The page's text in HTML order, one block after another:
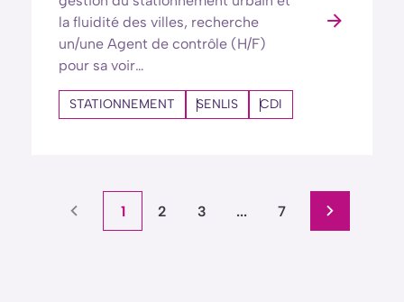
la fluidité des villes, recherche
un/une Agent de contrôle (H/F)
pour sa voir…
STATIONNEMENT SENLIS CDI
1 2 3 ... 7